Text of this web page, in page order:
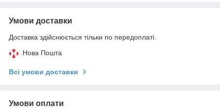
Умови доставки
Доставка здійснюється тільки по передоплаті.
Нова Пошта
Всі умови доставки
Умови оплати